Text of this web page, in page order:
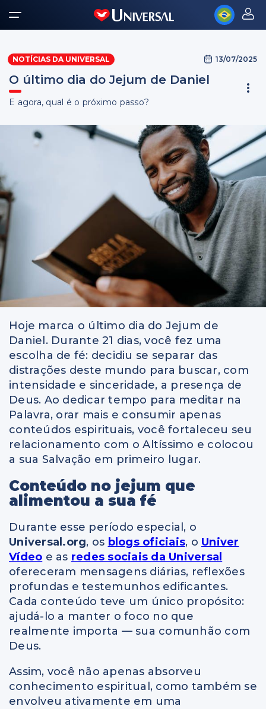
NOTÍCIAS DA UNIVERSAL 13/07/2025
O último dia do Jejum de Daniel
E agora, qual é o próximo passo?
Hoje marca o último dia do Jejum de
Daniel. Durante 21 dias, você fez uma
escolha de fé: decidiu se separar das
distrações deste mundo para buscar, com
intensidade e sinceridade, a presença de
Deus. Ao dedicar tempo para meditar na
Palavra, orar mais e consumir apenas
conteúdos espirituais, você fortaleceu seu
relacionamento com o Altíssimo e colocou
a sua Salvação em primeiro lugar.
Conteúdo no jejum que
alimentou a sua fé
Durante esse período especial, o
Universal.org, os blogs oficiais, o Univer
Vídeo e as redes sociais da Universal
ofereceram mensagens diárias, reflexões
profundas e testemunhos edificantes.
Cada conteúdo teve um único propósito:
ajudá-lo a manter o foco no que
realmente importa — sua comunhão com
Deus.
Assim, você não apenas absorveu
conhecimento espiritual, como também se
envolveu ativamente em uma